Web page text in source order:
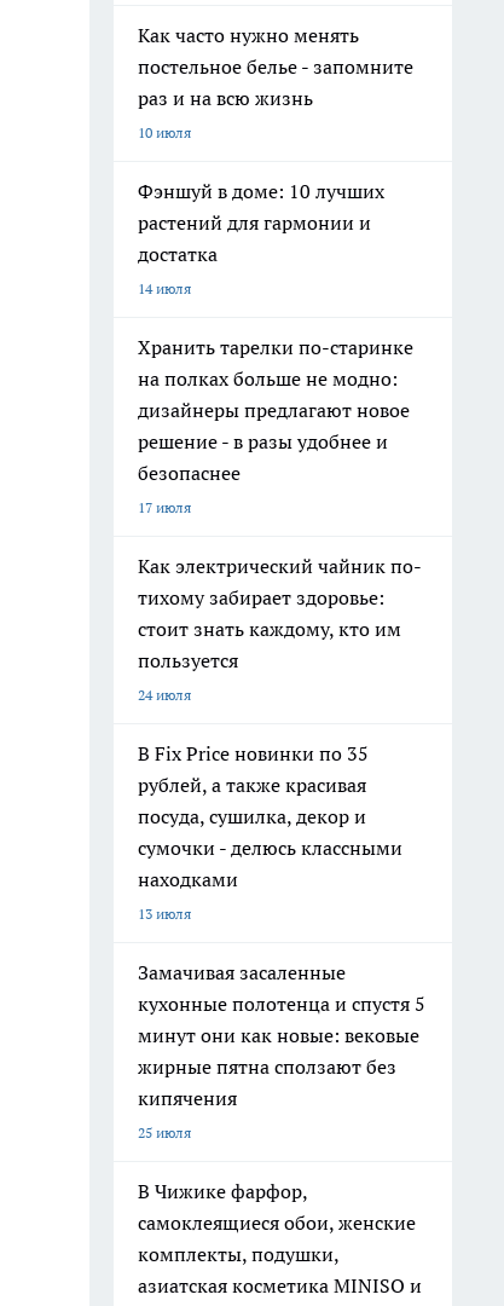
Как часто нужно менять
постельное белье - запомните
раз и на всю жизнь
10 июля
Фэншуй в доме: 10 лучших
растений для гармонии и
достатка
14 июля
Хранить тарелки по-старинке
на полках больше не модно:
дизайнеры предлагают новое
решение - в разы удобнее и
безопаснее
17 июля
Как электрический чайник по-
тихому забирает здоровье:
стоит знать каждому, кто им
пользуется
24 июля
В Fix Price новинки по 35
рублей, а также красивая
посуда, сушилка, декор и
сумочки - делюсь классными
находками
13 июля
Замачивая засаленные
кухонные полотенца и спустя 5
минут они как новые: вековые
жирные пятна сползают без
кипячения
25 июля
В Чижике фарфор,
самоклеящиеся обои, женские
комплекты, подушки,
азиатская косметика MINISO и